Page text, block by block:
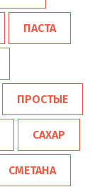
ПАСТА
ПРОСТЫЕ
САХАР
СМЕТАНА